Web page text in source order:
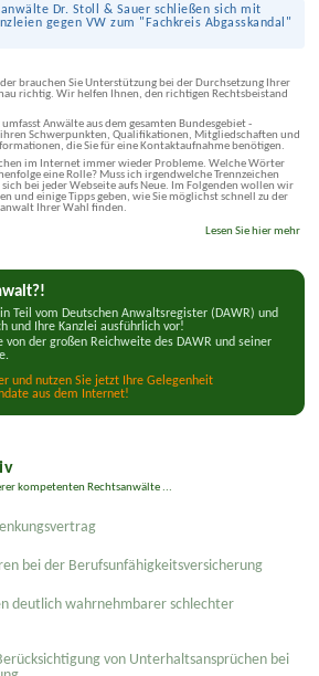
Dr. Stoll & Sauer schließen sich mit
gegen VW zum "Fachkreis Abgas­skandal"
brauchen Sie Unterstützung bei der Durchsetzung Ihrer
richtig. Wir helfen Ihnen, den richtigen Rechtsbeistand
Anwälte aus dem gesamten Bundesgebiet -
Schwerpunkten, Qualifikationen, Mitgliedschaften und
die Sie für eine Kontaktaufnahme benötigen.
im Internet immer wieder Probleme. Welche Wörter
eine Rolle? Muss ich irgendwelche Trennzeichen
sich bei jeder Webseite aufs Neue. Im Folgenden wollen wir
und einige Tipps geben, wie Sie möglichst schnell zu der
Ihrer Wahl finden.
Lesen Sie hier mehr
Teil vom Deutschen Anwaltsregister (DAWR) und
und Ihre Kanzlei ausführlich vor!
von der großen Reichweite des DAWR und seiner
und nutzen Sie jetzt Ihre Gelegenheit
aus dem Internet!
kompetenten Rechtsanwälte ...
bei der Berufsunfähigkeitsversicherung
deutlich wahrnehmbarer schlechter
von Unterhaltsansprüchen bei